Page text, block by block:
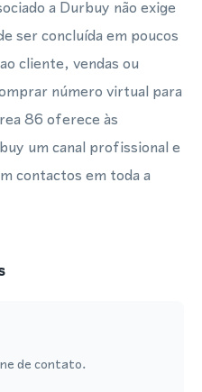
a Durbuy não exige
ser concluída em poucos
cliente, vendas ou
número virtual para
86 oferece às
um canal profissional e
contactos em toda a
de contato.